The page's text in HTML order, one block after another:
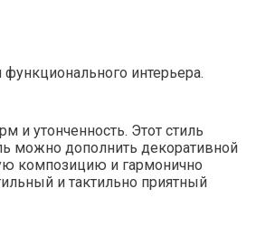
интерьера.
утонченность. Этот стиль
можно дополнить декоративной
композицию и гармонично
и тактильно приятный